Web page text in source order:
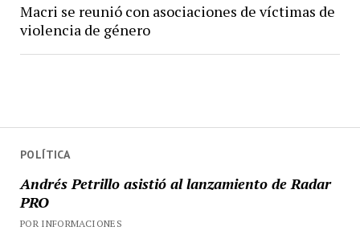
POLÍTICA
Andrés Petrillo asistió al lanzamiento de Radar
PRO
POR INFORMACIONES
Macri se reunió con asociaciones de víctimas de
violencia de género